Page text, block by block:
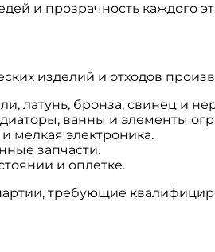
и прозрачность каждого
изделий и отходов
латунь, бронза, свинец и
ванны и элементы
мелкая электроника.
запчасти.
и оплетке.
требующие